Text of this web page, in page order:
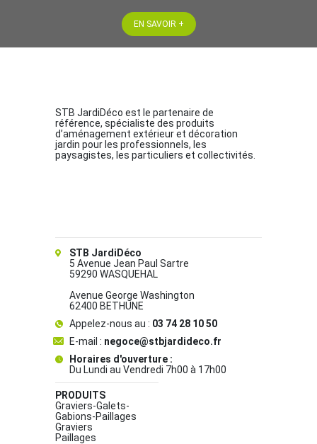
EN SAVOIR +
STB JardiDéco est le partenaire de
référence, spécialiste des produits
d’aménagement extérieur et décoration
jardin pour les professionnels, les
paysagistes, les particuliers et collectivités.
STB JardiDéco
5 Avenue Jean Paul Sartre
59290 WASQUEHAL
Avenue George Washington
62400 BETHUNE
Appelez-nous au : 03 74 28 10 50
E-mail : negoce@stbjardideco.fr
Horaires d'ouverture :
Du Lundi au Vendredi 7h00 à 17h00
PRODUITS
Graviers-Galets-
Gabions-Paillages
Graviers
Paillages